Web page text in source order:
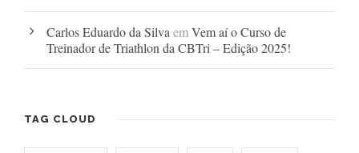
Carlos Eduardo da Silva emVem aí o Curso de
Treinador de Triathlon da CBTri – Edição 2025!
TAG CLOUD